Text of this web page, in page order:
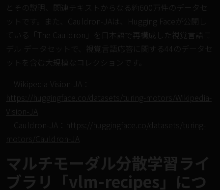
とその説明、関連テキストからなる約600万件のデータセ
ットです。また、Cauldron-JAは、Hugging Faceが公開し
ている「The Cauldron」を日本語で再構成した視覚言語モ
デル データセットで、視覚言語応答に関する44のデータセ
ットを含む大規模なコレクションです。
Wikipedia-Vision-JA：
https://huggingface.co/datasets/turing-motors/Wikipedia-
Vision-JA
Cauldron-JA： https://huggingface.co/datasets/turing-
motors/Cauldron-JA
マルチモーダル分散学習ライ
ブラリ「vlm-recipes」につ